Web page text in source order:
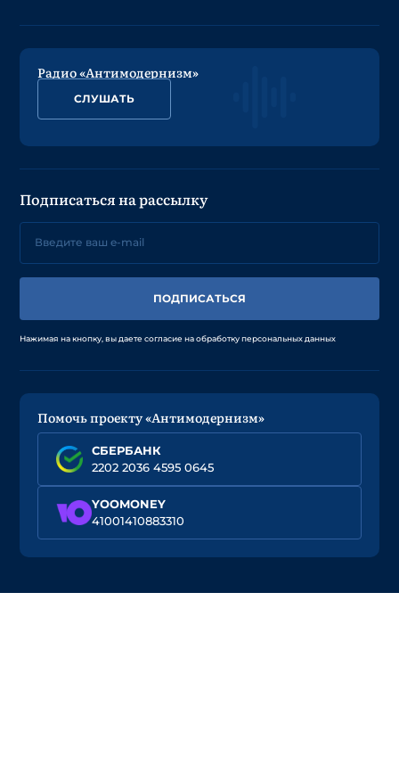
Радио «Антимодернизм»
СЛУШАТЬ
Подписаться на рассылку
ПОДПИСАТЬСЯ
Нажимая на кнопку, вы даете согласие на обработку персональных данных
Помочь проекту «Антимодернизм»
СБЕРБАНК
2202 2036 4595 0645
YOOMONEY
41001410883310